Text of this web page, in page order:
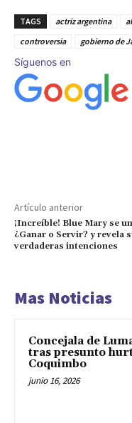
TAGS actriz argentina
controversia
gobierno de
Síguenos en
Artículo anterior
¡Increíble! Blue Mary se
¿Ganar o Servir? y revela
verdaderas intenciones
Mas Noticias
Concejala de
tras presunto
Coquimbo
junio 16, 2026